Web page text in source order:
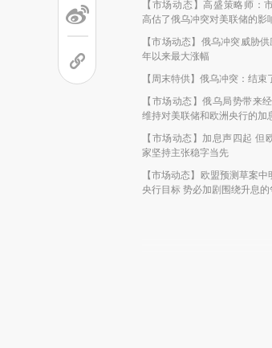
【市场动态】高盛策略师：
高估了俄乌冲突对美联储的影
【市场动态】俄乌冲突威胁
年以来最大涨幅
【周末特供】俄乌冲突：结
【市场动态】俄乌局势带来
维持对美联储和欧洲央行的加
【市场动态】加息声四起 但
家坚持主张稳字当先
【市场动态】欧盟预测草案
央行目标 势必加剧围绕升息的